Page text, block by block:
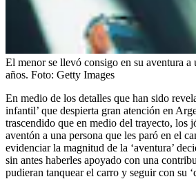
El menor se llevó consigo en su aventura a
años. Foto: Getty Images
En medio de los detalles que han sido
infantil’ que despierta gran atención en
trascendido que en medio del trayecto, los
aventón a una persona que les paró en el
evidenciar la magnitud de la ‘aventura’
sin antes haberles apoyado con una
pudieran tanquear el carro y seguir con su